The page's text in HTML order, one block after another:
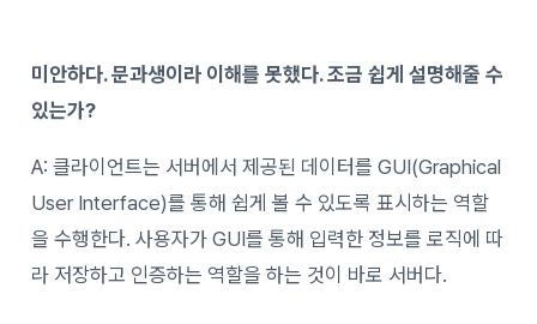
미안하다. 문과생이라 이해를 못했다. 조금 쉽게 설명해줄 수
있는가?
A: 클라이언트는 서버에서 제공된 데이터를 GUI(Graphical
User Interface)를 통해 쉽게 볼 수 있도록 표시하는 역할
을 수행한다. 사용자가 GUI를 통해 입력한 정보를 로직에 따
라 저장하고 인증하는 역할을 하는 것이 바로 서버다.